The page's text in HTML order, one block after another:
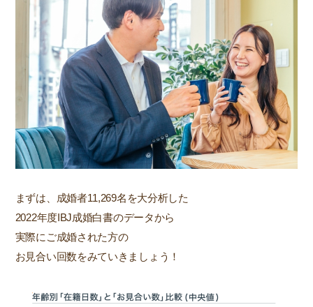
まずは、成婚者11,269名を大分析した
2022年度IBJ成婚白書のデータから
実際にご成婚された方の
お見合い回数をみていきましょう！